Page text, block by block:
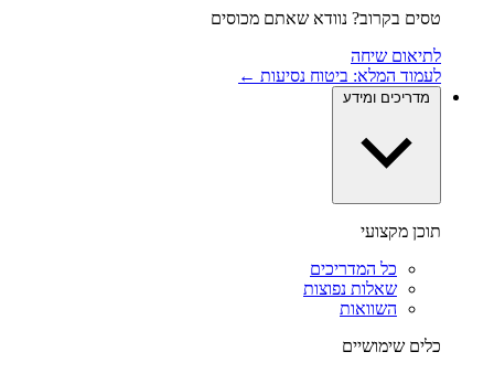
טסים בקרוב? נוודא שאתם מכוסים
לתיאום שיחה
לעמוד המלא: ביטוח נסיעות ←
מדריכים ומידע
תוכן מקצועי
כל המדריכים
שאלות נפוצות
השוואות
כלים שימושיים